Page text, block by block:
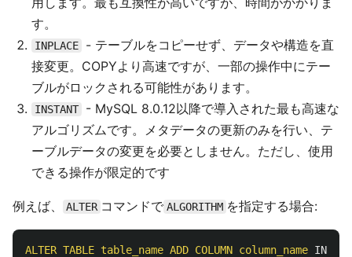
す。
INPLACE
- テーブルをコピーせず、データや構造を直
接変更。COPYより高速ですが、一部の操作中にテー
ブルがロックされる可能性があります。
INSTANT
- MySQL 8.0.12以降で導入された最も高速な
アルゴリズムです。メタデータの更新のみを行い、テ
ーブルデータの変更を必要としません。ただし、使用
できる操作が限定的です
例えば、 ALTER コマンドで ALGORITHM を指定する場合:
ALTER TABLE table_name ADD COLUMN column_name INT